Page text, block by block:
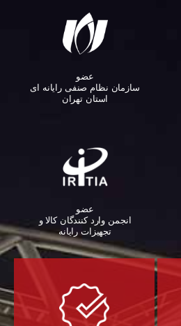
عضو
سازمان نظام صنفی رایانه ای
استان تهران
عضو
انجمن وارد کنندگان کالا و
تجهیزات رایانه‌